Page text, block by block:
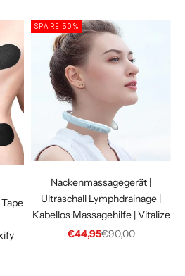
SPARE 50%
Nackenmassagegerät |
Ultraschall Lymphdrainage |
Kabellos Massagehilfe | Vitalize
Angebot
€44,95Regulärer Preis
€90,00